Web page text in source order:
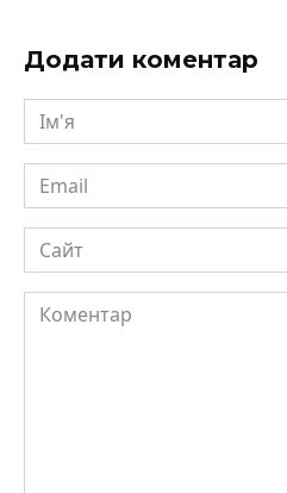
Додати коментар
Ім'я
Email
Сайт
Коментар